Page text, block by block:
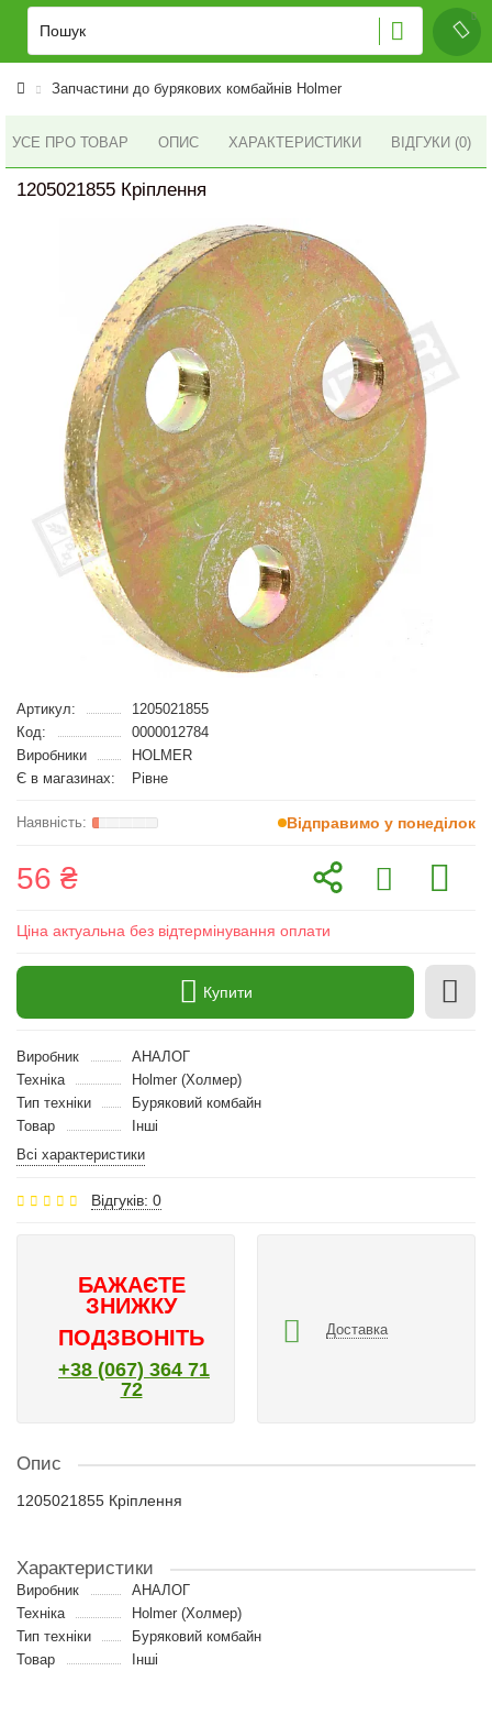
Запчастини до бурякових комбайнів Holmer
УСЕ ПРО ТОВАР ОПИС ХАРАКТЕРИСТИКИ ВІДГУКИ (0)
1205021855 Кріплення
Артикул:
1205021855
Код:
0000012784
Виробники
HOLMER
Є в магазинах:
Рівне
Відправимо у понеділок
56 ₴
Ціна актуальна без відтермінування оплати
Купити
Виробник
АНАЛОГ
Техніка
Holmer (Холмер)
Тип техніки
Буряковий комбайн
Товар
Інші
Всі характеристики
Відгуків: 0
БАЖАЄТЕ
ЗНИЖКУ
ПОДЗВОНІТЬ
+38 (067) 364 71
72
Доставка
Опис
1205021855 Кріплення
Характеристики
Виробник
АНАЛОГ
Техніка
Holmer (Холмер)
Тип техніки
Буряковий комбайн
Товар
Інші